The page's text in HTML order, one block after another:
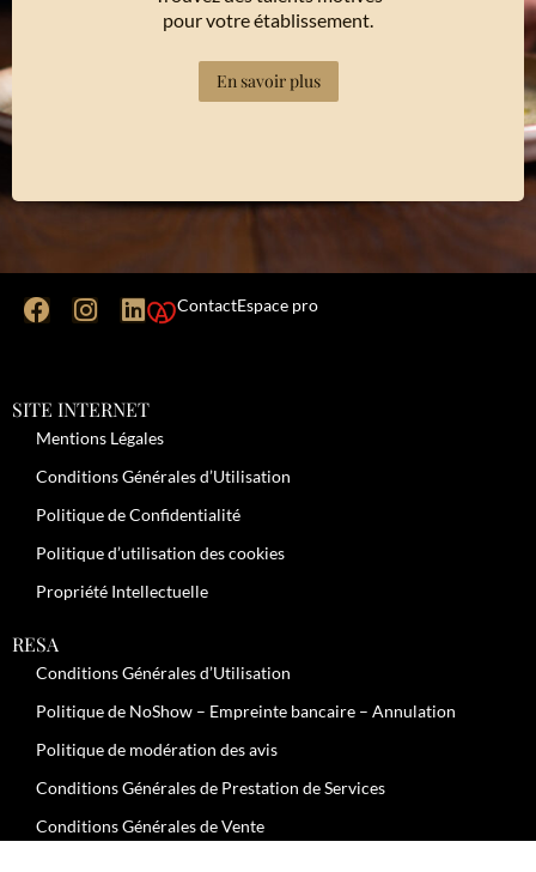
pour votre établissement.
En savoir plus
ContactEspace pro
SITE INTERNET
Mentions Légales
Conditions Générales d’Utilisation
Politique de Confidentialité
Politique d’utilisation des cookies
Propriété Intellectuelle
RESA
Conditions Générales d’Utilisation
Politique de NoShow – Empreinte bancaire – Annulation
Politique de modération des avis
Conditions Générales de Prestation de Services
Conditions Générales de Vente